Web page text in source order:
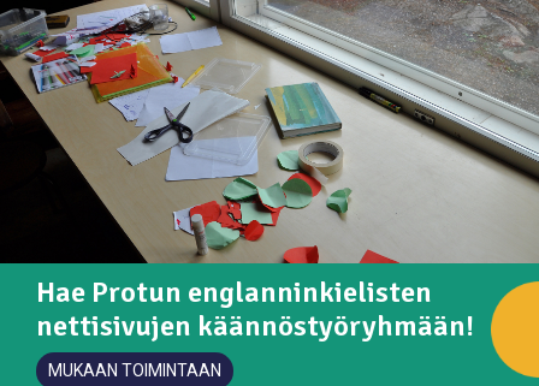
Hae Protun englanninkielisten
nettisivujen käännöstyöryhmään!
MUKAAN TOIMINTAAN